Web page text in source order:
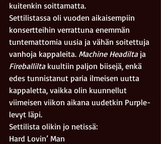
kuitenkin soittamatta.
Settilistassa oli vuoden aikaisempiin
konsertteihin verrattuna enemmän
tuntemattomia uusia ja vähän soitettuja
vanhoja kappaleita. Machine Headilta ja
Fireballilta kuultiin paljon biisejä, enkä
edes tunnistanut paria ilmeisen uutta
kappaletta, vaikka olin kuunnellut
viimeisen viikon aikana uudetkin Purple-
levyt läpi.
Settilista olikin jo netissä:
Hard Lovin’ Man